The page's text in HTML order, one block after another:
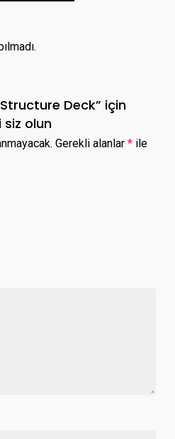
Deck” için
olun
Gerekli alanlar *ile